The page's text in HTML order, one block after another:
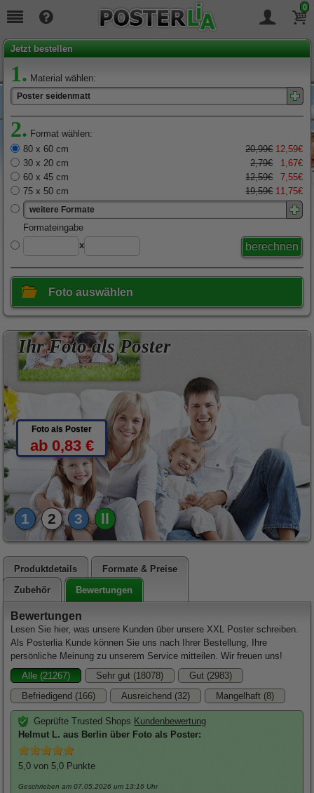
0
Seit19Jahren täglich für Sie da!
Jetzt bestellen
1. Material wählen:
Poster seidenmatt
2. Format wählen:
80 x 60 cm
20,99€ 12,59€
30 x 20 cm
2,79€
1,67€
60 x 45 cm
12,59€
7,55€
75 x 50 cm
19,59€ 11,75€
weitere Formate
x
Foto auswählen
Ihr Foto als Poster
Foto als Poster
ab 0,83 €
1 2 3 ll
Produktdetails Formate & Preise
Bewertungen
Lesen Sie hier, was unsere Kunden über unsere XXL Poster schreiben.
Als Posterlia Kunde können Sie uns nach Ihrer Bestellung, Ihre
persönliche Meinung zu unserem Service mitteilen. Wir freuen uns!
Alle (21267)
Sehr gut (18078)
Gut (2983)
Befriedigend (166)
Ausreichend (32) Mangelhaft (8)
Geprüfte Trusted Shops Kundenbewertung
Helmut L. aus Berlin über Foto als Poster:
5,0 von 5,0 Punkte
Geschrieben am 07.05.2026 um 13:16 Uhr